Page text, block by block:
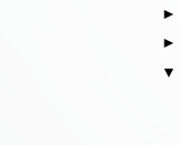
►
►
▼